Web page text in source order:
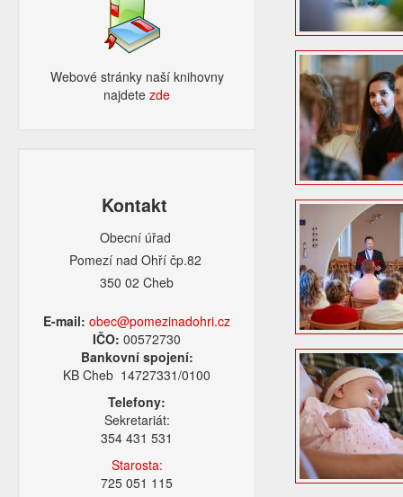
Webové stránky naší knihovny
najdetezde​
Kontakt
Obecní úřad
Pomezí nad Ohří čp.82
350 02 Cheb
E-mail: obec@pomezinadohri.cz
IČO:00572730
Bankovní spojení:
KB Cheb 14727331/0100
Telefony:
Sekretariát:
354 431 531
Starosta:
725 051 115